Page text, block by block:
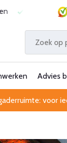
Laagste
Advies
voor